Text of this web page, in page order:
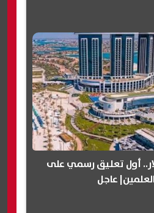
الـ 1000 دولار.. أول تعليق رسمي على
عاجل